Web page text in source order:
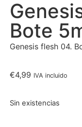
Bote
Genesis flesh 04.
€4,99 IVA incluido
Sin existencias